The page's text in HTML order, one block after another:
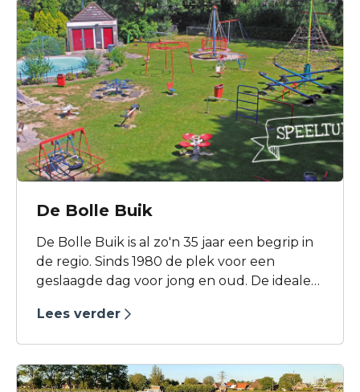
De Bolle Buik
De Bolle Buik is al zo'n 35 jaar een begrip in
de regio. Sinds 1980 de plek voor een
geslaagde dag voor jong en oud. De ideale
familiedag, schooluitje, jubileum,
speeltuin.
Lees verder